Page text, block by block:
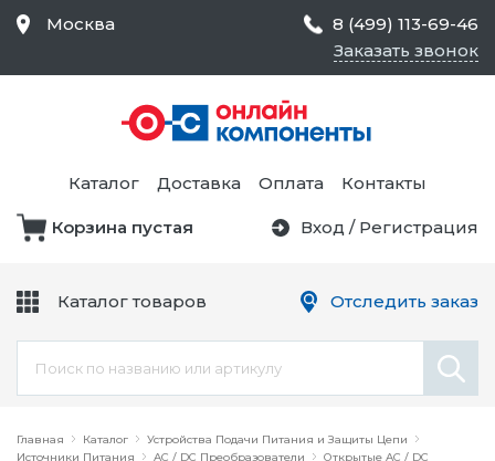
Главная Каталог
Устройства Подачи Питания и Защиты Цепи
Источники Питания
AC / DC Преобразователи
Открытые AC / DC
Москва
8 (499) 113-69-46
Заказать звонок
Каталог Доставка Оплата Контакты
Корзина пустая Вход / Регистрация
Каталог товаров
Средства Контроля
Статического
Электричества и
Безопасности,
Товары для Чистых
Цепи
Оборудование
Отследить заказ